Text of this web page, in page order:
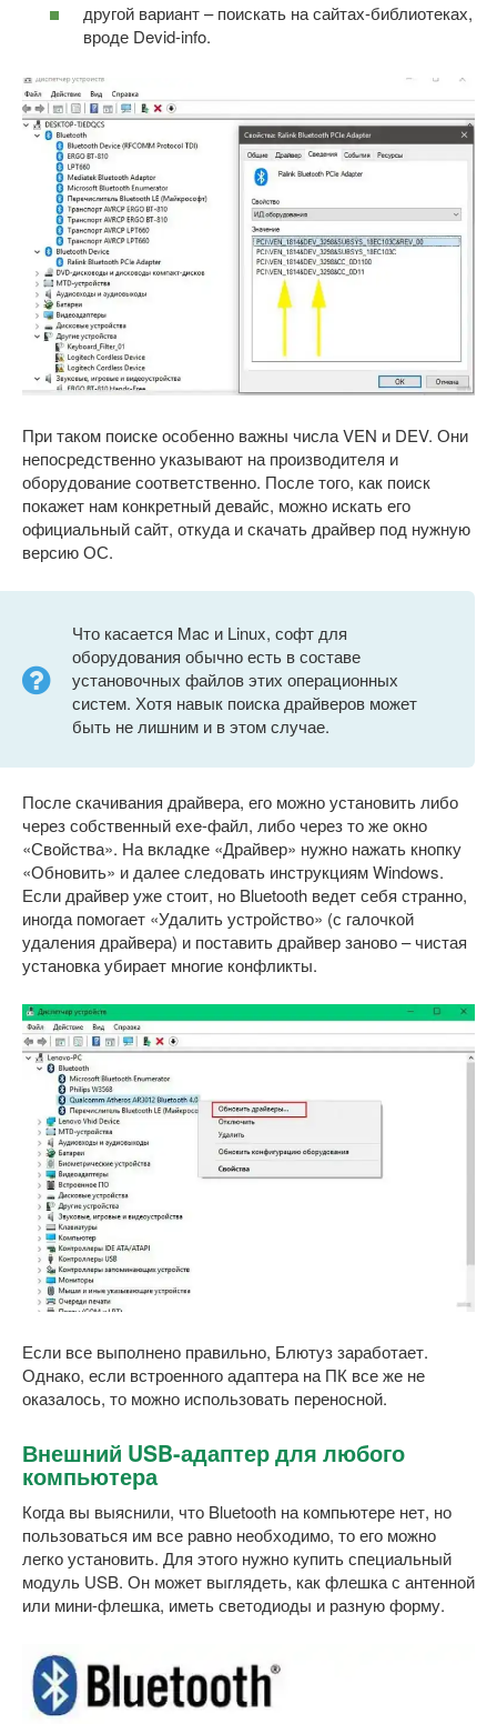
другой вариант – поискать на сайтах-библиотеках,
вроде Devid-info.
При таком поиске особенно важны числа VEN и DEV. Они
непосредственно указывают на производителя и
оборудование соответственно. После того, как поиск
покажет нам конкретный девайс, можно искать его
официальный сайт, откуда и скачать драйвер под нужную
версию ОС.
Что касается Mac и Linux, софт для
оборудования обычно есть в составе
установочных файлов этих операционных
систем. Хотя навык поиска драйверов может
быть не лишним и в этом случае.
После скачивания драйвера, его можно установить либо
через собственный exe-файл, либо через то же окно
«Свойства». На вкладке «Драйвер» нужно нажать кнопку
«Обновить» и далее следовать инструкциям Windows.
Если драйвер уже стоит, но Bluetooth ведет себя странно,
иногда помогает «Удалить устройство» (с галочкой
удаления драйвера) и поставить драйвер заново – чистая
установка убирает многие конфликты.
Если все выполнено правильно, Блютуз заработает.
Однако, если встроенного адаптера на ПК все же не
оказалось, то можно использовать переносной.
Внешний USB-адаптер для любого
компьютера
Когда вы выяснили, что Bluetooth на компьютере нет, но
пользоваться им все равно необходимо, то его можно
легко установить. Для этого нужно купить специальный
модуль USB. Он может выглядеть, как флешка с антенной
или мини-флешка, иметь светодиоды и разную форму.